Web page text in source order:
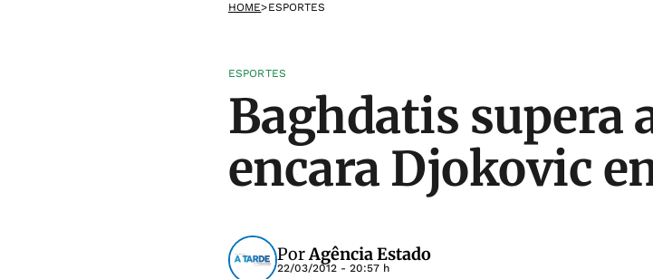
HOME>ESPORTES
ESPORTES
Baghdatis supera
encara Djokovic
PorAgência Estado
22/03/2012 - 20:57 h